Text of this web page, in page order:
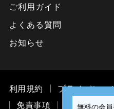
ご利用ガイド
よくある質問
お知らせ
利用規約
プライバシー
免責事項
お問い合わ
無料の会